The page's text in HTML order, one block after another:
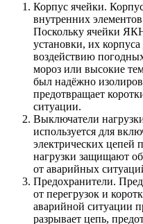
Корпус ячейки.
внутренних
Поскольку ячейки
установки, их
воздействию
мороз или высокие
был надёжно
предотвращает
ситуации.
Выключатели
используется для
электрических цепей
нагрузки защищают
от аварийных
Предохранители.
от перегрузок и
аварийной ситуации
разрывает цепь,